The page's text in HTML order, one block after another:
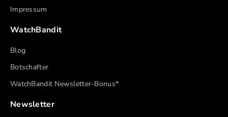
Impressum
WatchBandit
Blog
Botschafter
WatchBandit Newsletter-Bonus*
Newsletter